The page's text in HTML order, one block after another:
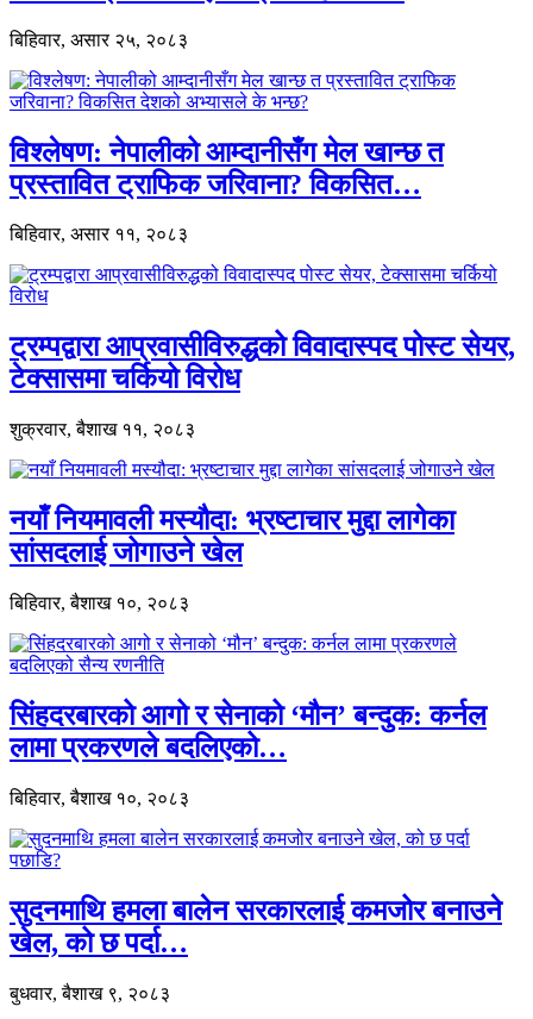
बिहिवार, असार २५, २०८३
विश्लेषण: नेपालीको आम्दानीसँग मेल खान्छ त
प्रस्तावित ट्राफिक जरिवाना? विकसित…
बिहिवार, असार ११, २०८३
ट्रम्पद्वारा आप्रवासीविरुद्धको विवादास्पद पोस्ट सेयर,
टेक्सासमा चर्कियो विरोध
शुक्रवार, बैशाख ११, २०८३
नयाँ नियमावली मस्यौदा: भ्रष्टाचार मुद्दा लागेका
सांसदलाई जोगाउने खेल
बिहिवार, बैशाख १०, २०८३
सिंहदरबारको आगो र सेनाको ‘मौन’ बन्दुक: कर्नल
लामा प्रकरणले बदलिएको…
बिहिवार, बैशाख १०, २०८३
सुदनमाथि हमला बालेन सरकारलाई कमजोर बनाउने
खेल, को छ पर्दा…
बुधवार, बैशाख ९, २०८३